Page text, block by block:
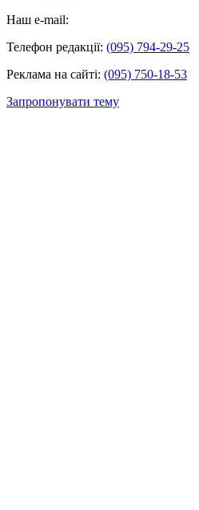
Наш e-mail:
Телефон редакції: (095) 794-29-25
Реклама на сайті: (095) 750-18-53
Запропонувати тему